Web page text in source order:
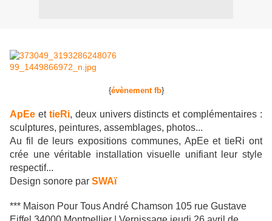
{évènement fb}
ApEe et tieRi, deux univers distincts et complémentaires :
sculptures, peintures, assemblages, photos...
Au fil de leurs expositions communes, ApEe et tieRi ont
crée une véritable installation visuelle unifiant leur style
respectif...
Design sonore par SWAï
*** Maison Pour Tous André Chamson 105 rue Gustave